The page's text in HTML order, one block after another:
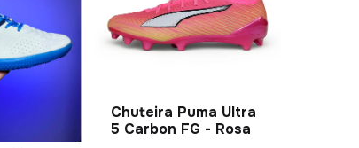
Chuteira Puma Ultra
5 Carbon FG - Rosa